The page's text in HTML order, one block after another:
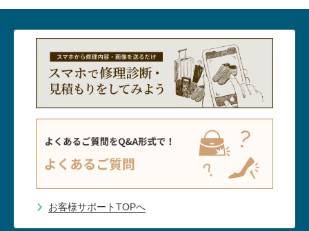
採用情報
CLOSE
お客様サポートTOPへ